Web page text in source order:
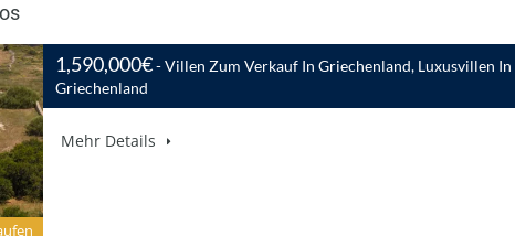
1,590,000€- Villen Zum Verkauf In Griechenland, Luxusvillen In
Griechenland
Mehr Details